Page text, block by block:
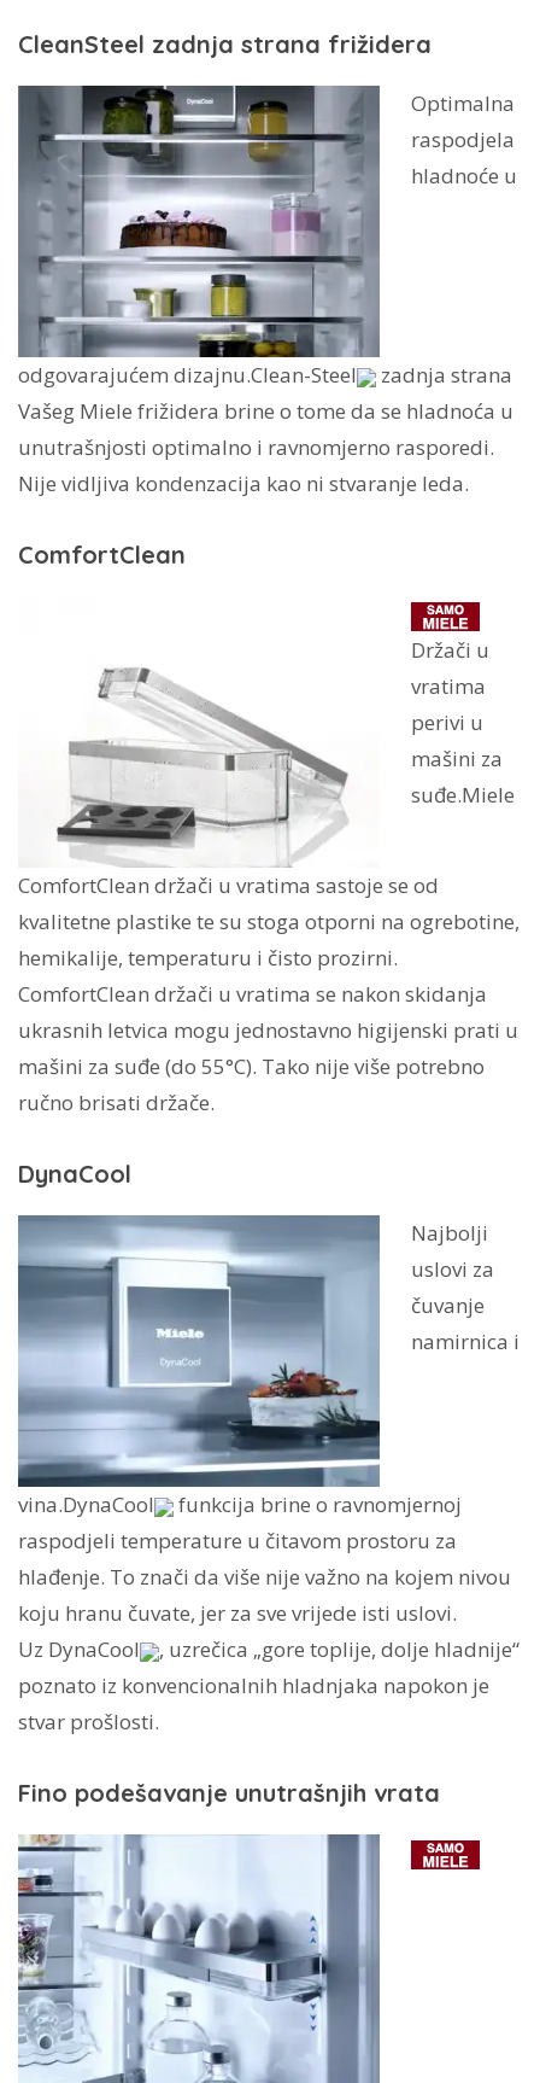
CleanSteel zadnja strana frižidera
Optimalna
raspodjela
hladnoće u
odgovarajućem dizajnu.Clean-Steel
zadnja strana
Vašeg Miele frižidera brine o tome da se hladnoća u
unutrašnjosti optimalno i ravnomjerno rasporedi.
Nije vidljiva kondenzacija kao ni stvaranje leda.
ComfortClean
Držači u
vratima
perivi u
mašini za
suđe.Miele
ComfortClean držači u vratima sastoje se od
kvalitetne plastike te su stoga otporni na ogrebotine,
hemikalije, temperaturu i čisto prozirni.
ComfortClean držači u vratima se nakon skidanja
ukrasnih letvica mogu jednostavno higijenski prati u
mašini za suđe (do 55°C). Tako nije više potrebno
ručno brisati držače.
DynaCool
Najbolji
uslovi za
čuvanje
namirnica i
vina.DynaCool
funkcija brine o ravnomjernoj
raspodjeli temperature u čitavom prostoru za
hlađenje. To znači da više nije važno na kojem nivou
koju hranu čuvate, jer za sve vrijede isti uslovi.
Uz DynaCool
, uzrečica „gore toplije, dolje hladnije“
poznato iz konvencionalnih hladnjaka napokon je
stvar prošlosti.
Fino podešavanje unutrašnjih vrata